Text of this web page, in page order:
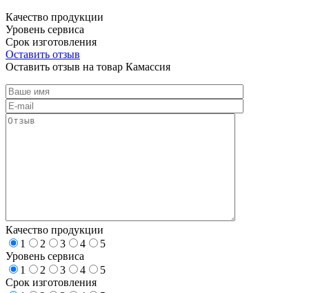
Качество продукции
Уровень сервиса
Срок изготовления
Оставить отзыв
Оставить отзыв на товар Камассия
Качество продукции
1
2 3 4
5
Уровень сервиса
1
2 3 4
5
Срок изготовления